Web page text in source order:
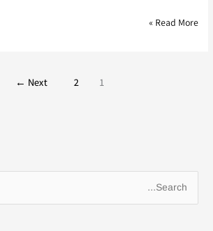
Read More »
1
2
Next
←
e